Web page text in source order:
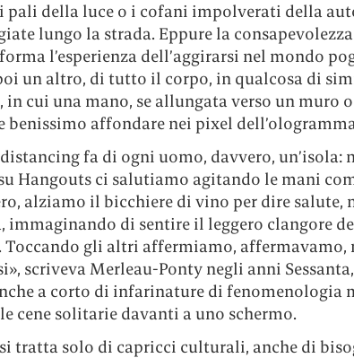
pali della luce o i cofani impolverati della
lungo la strada. Eppure la
l’esperienza dell’aggirarsi nel mondo
un altro, di tutto il corpo, in qualcosa di
in cui una mano, se allungata verso un muro
benissimo affondare nei pixel
fa di ogni uomo, davvero, un’isola:
Hangouts ci salutiamo agitando le mani
alziamo il bicchiere di vino per dire salute,
immaginando di sentire il leggero clangore
Toccando gli altri affermiamo, affermavamo,
scriveva Merleau-Ponty negli anni
a corto di infarinature di fenomenologia
cene solitarie davanti a uno schermo.
tratta solo di capricci culturali, anche di